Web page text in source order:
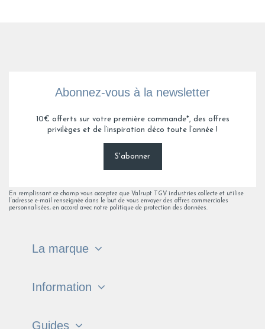
Abonnez-vous à la newsletter
10€ offerts sur votre première commande*, des offres
privilèges et de l’inspiration déco toute l’année !
S'abonner
En remplissant ce champ vous acceptez que Valrupt TGV industries collecte et utilise
l’adresse e-mail renseignée dans le but de vous envoyer des offres commerciales
personnalisées, en accord avec notre politique de protection des données.
La marque
Information
Guides